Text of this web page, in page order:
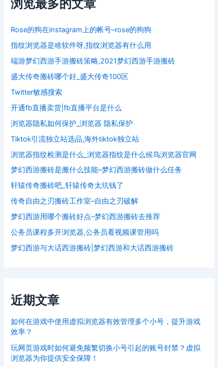
浏览最多的文章
Rose的狗在instagram上的帐号–rose的狗狗
指纹浏览器是啥软件呀,指纹浏览器有什么用
端游梦幻西游手游搬砖策略,2021梦幻西游手游搬砖
盛大传奇搬砖哪个好_盛大传奇100区
Twitter敏感搜索
开通fb直播卖货|fb直播平台是什么
浏览器隐私如何保护_浏览器 隐私保护
Tiktok引流独立站选品,海外tiktok独立站
浏览器指纹检测是什么_浏览器指纹是什么候鸟浏览器官网
梦幻西游搬砖是搬什么技能–梦幻西游搬砖做什么任务
轩辕传奇搬砖吧_轩辕传奇太坑钱了
传奇自由之刃搬砖工作室–自由之刃破解
梦幻西游用哪个搬砖好点–梦幻西游搬砖去推荐
公务员课程多开浏览器,公务员看视频课管用吗
梦幻西游与大话西游搬砖|梦幻西游和大话西游搬砖
近期文章
如何在游戏中使用虚拟浏览器有效管理多个小号，提升游戏
效率？
玩网页游戏时如何避免频繁切换小号引起的账号封禁？虚拟
浏览器为你提供安全保障！